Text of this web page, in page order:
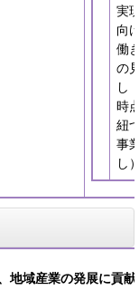
実
向
働
の
し
時
紐
事
し
地域産業の発展に貢